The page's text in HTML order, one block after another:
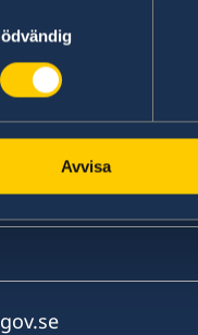
Avvisa
Affairs
Missions Abroad